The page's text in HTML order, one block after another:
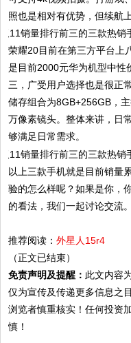
照也是相对有优势，但续航
荣耀20目前在第三方平台上
是目前2000元华为机型中性
三，广受用户选择也是很正
储存组合为8GB+256GB，
万像素镜头。整体来讲，日
够满足日常需求。
以上三款手机就是目前销量
验的怎么样呢？如果是你，
的看法，我们一起讨论交流。
推荐阅读：外星人15r4
（正文已结束）
免责声明及提醒： 此文内容
仅为宣传及传递更多信息之
浏览者慎重核实！任何投资
慎！